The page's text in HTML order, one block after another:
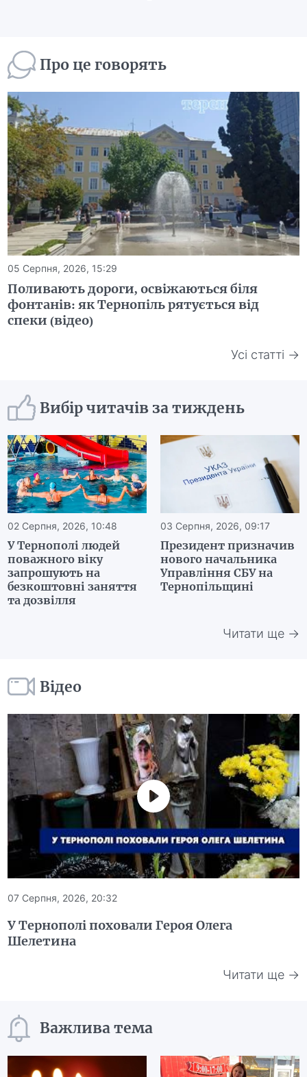
Про це говорять
05 Серпня, 2026, 15:29
Поливають дороги, освіжаються біля
фонтанів: як Тернопіль рятується від
спеки (відео)
Усі статті →
Вибір читачів за тиждень
02 Серпня, 2026, 10:48
У Тернополі людей
поважного віку
запрошують на
безкоштовні заняття
та дозвілля
03 Серпня, 2026, 09:17
Президент призначив
нового начальника
Управління СБУ на
Тернопільщині
Читати ще →
Відео
07 Серпня, 2026, 20:32
У Тернополі поховали Героя Олега
Шелетина
Читати ще →
Важлива тема